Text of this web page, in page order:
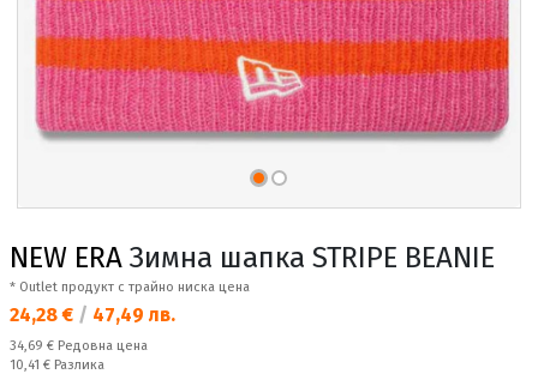
NEW ERA Зимна шапка STRIPE BEANIE
* Outlet продукт с трайно ниска цена
Текуща цена:
24,28 € / 47,49 лв.
Редовна цена:
34,69 € Редовна цена
Спестявате:
10,41 € Разлика